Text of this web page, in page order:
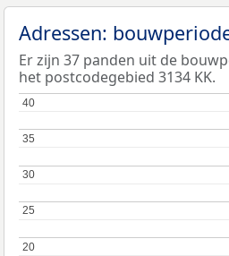
Adressen:
Er zijn 37 panden uit de
het postcodegebied 3134 KK.
20
20
25
25
30
30
35
35
40
40